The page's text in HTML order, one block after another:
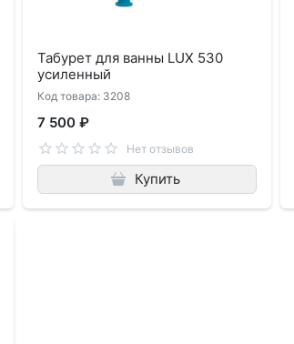
Табурет для ванны LUX 530
усиленный
Код товара: 3208
7 500 ₽
Нет отзывов
Купить